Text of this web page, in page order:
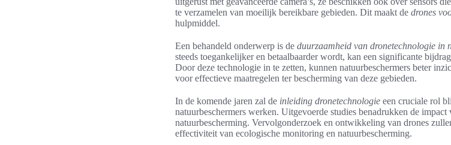
te verzamelen van moeilijk bereikbare gebieden. Dit maakt de drones
hulpmiddel.
Een behandeld onderwerp is de duurzaamheid van dronetechnologie in
steeds toegankelijker en betaalbaarder wordt, kan een significante
Door deze technologie in te zetten, kunnen natuurbeschermers beter
voor effectieve maatregelen ter bescherming van deze gebieden.
In de komende jaren zal de inleiding dronetechnologie een cruciale rol
natuurbeschermers werken. Uitgevoerde studies benadrukken de
natuurbescherming. Vervolgonderzoek en ontwikkeling van drones
effectiviteit van ecologische monitoring en natuurbescherming.